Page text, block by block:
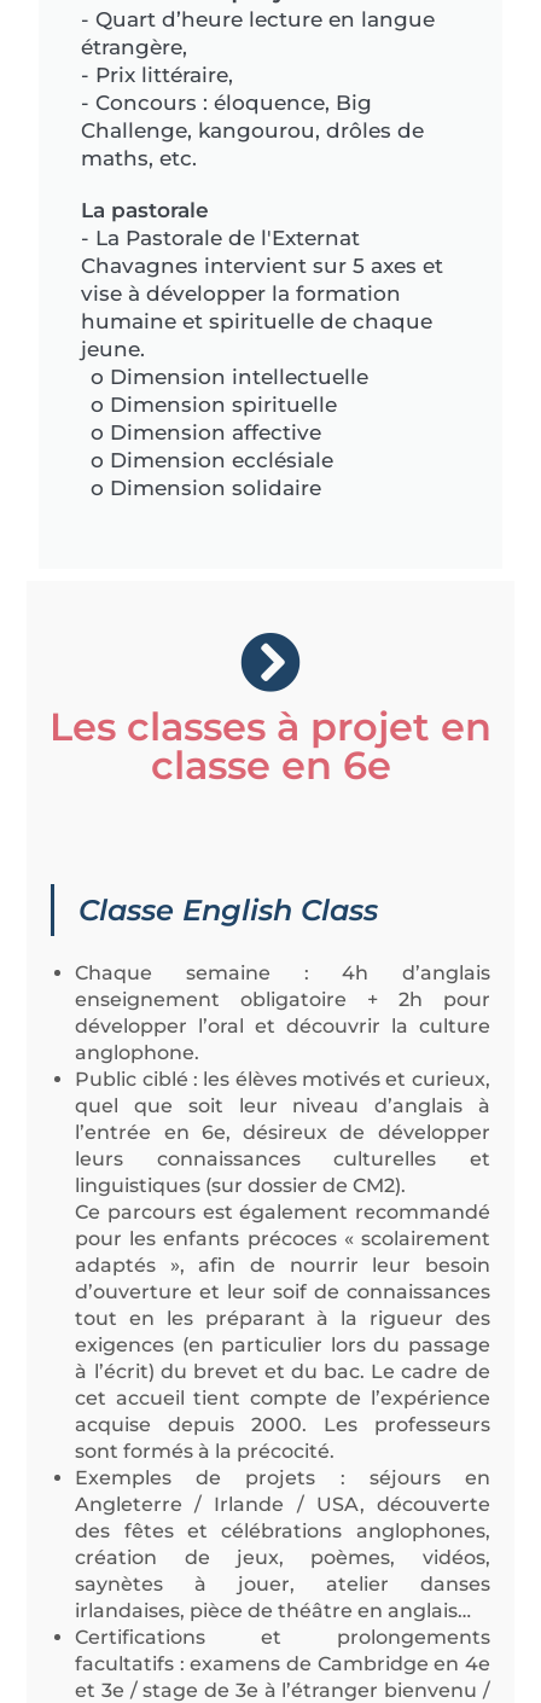
-Quart d’heure lecture en langue
étrangère,
- Prix littéraire,
- Concours : éloquence, Big
Challenge, kangourou, drôles de
maths, etc.
La pastorale
- La Pastorale de l'Externat
Chavagnes intervient sur 5 axes et
vise à développer la formation
humaine et spirituelle de chaque
jeune.
o Dimension intellectuelle
o Dimension spirituelle
o Dimension affective
o Dimension ecclésiale
o Dimension solidaire
Les classes à projet en
classe en 6e
Classe English Class
Chaque semaine : 4h d’anglais
enseignement obligatoire + 2h pour
développer l’oral et découvrir la culture
anglophone.
Public ciblé : les élèves motivés et curieux,
quel que soit leur niveau d’anglais à
l’entrée en 6e, désireux de développer
leurs connaissances culturelles et
linguistiques (sur dossier de CM2).
Ce parcours est également recommandé
pour les enfants précoces « scolairement
adaptés », afin de nourrir leur besoin
d’ouverture et leur soif de connaissances
tout en les préparant à la rigueur des
exigences (en particulier lors du passage
à l’écrit) du brevet et du bac. Le cadre de
cet accueil tient compte de l’expérience
acquise depuis 2000. Les professeurs
sont formés à la précocité.
Exemples de projets : séjours en
Angleterre / Irlande / USA, découverte
des fêtes et célébrations anglophones,
création de jeux, poèmes, vidéos,
saynètes à jouer, atelier danses
irlandaises, pièce de théâtre en anglais…
Certifications et prolongements
facultatifs : examens de Cambridge en 4e
et 3e / stage de 3e à l’étranger bienvenu /